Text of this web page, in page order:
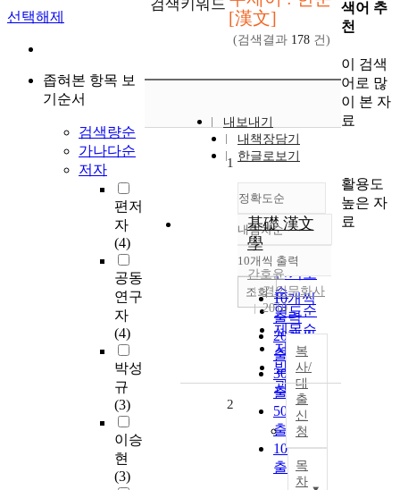
선택해제
좁혀본 항목 보
기순서
검색량순
가나다순
저자
편저
자
(4)
공동
연구
자
(4)
박성
규
(3)
이승
현
(3)
검색키워드
[漢文]
(검색결과 178 건)
내보내기
내책장담기
한글로보기
정확도순
정확도
순
인기도
순
연도순
제목순
저자순
발행기
관순
내림차순
내림차순
10개씩 출력
10개씩
출력
20개씩
출력
30개씩
출력
50개씩
출력
100개씩
출력
조회
1
基礎 漢文
學
간호윤
경인문화사
2010
복
사/
대
출
신
청
목
차
2
색어 추
천
이 검색
어로 많
이 본 자
료
활용도
높은 자
료